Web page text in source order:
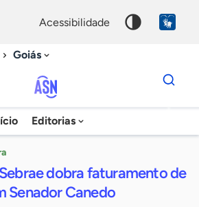
acessibilidade
Goiás
Agência
Sebrae
Notícias
Editorias
Dados
para
chave
dobra faturamento de
Senador Canedo